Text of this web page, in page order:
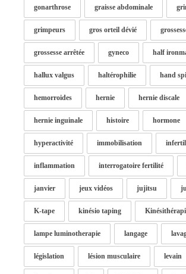
gonarthrose graisse abdominale
grimpeurs gros orteil dévié
grossesse arrêtée gyneco half
hallux valgus haltérophilie hand
hemorroides hernie hernie discale
hernie inguinale histoire hormone
hyperactivité immobilisation
inflammation interrogatoire fertilité
janvier jeux vidéos jujitsu
K-tape kinésio taping
lampe luminotherapie langage
législation lésion musculaire levain